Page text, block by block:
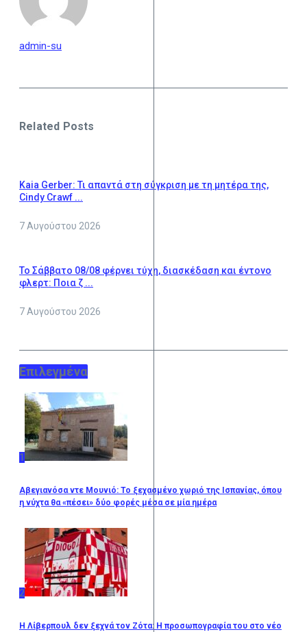
admin-su
Related Posts
Kaia Gerber: Τι απαντά στη σύγκριση με τη μητέρα της,
Cindy Crawf ...
7 Αυγούστου 2026
Το Σάββατο 08/08 φέρνει τύχη, διασκέδαση και έντονο
φλερτ: Ποια ζ ...
7 Αυγούστου 2026
Επιλεγμένα
1
Αβεγιανόσα ντε Μουνιό: Το ξεχασμένο χωριό της Ισπανίας, όπου
η νύχτα θα «πέσει» δύο φορές μέσα σε μία ημέρα
2
Η Λίβερπουλ δεν ξεχνά τον Ζότα: Η προσωπογραφία του στο νέο